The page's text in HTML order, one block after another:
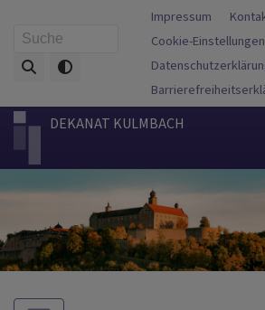
zum
Suche
Impressum
Cookie-Einstellungen
DEKANAT KULMBACH